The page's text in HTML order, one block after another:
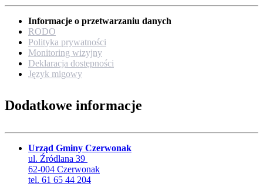
Informacje o przetwarzaniu danych
RODO
Polityka prywatności
Monitoring wizyjny
Deklaracja dostępności
Język migowy
Dodatkowe informacje
Urząd Gminy Czerwonak
ul. Źródlana 39
62-004 Czerwonak
tel. 61 65 44 204